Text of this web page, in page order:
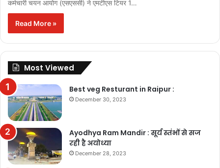
कर्मचारी चयन आयोग (एसएससी) ने एमटीएस टियर 1…
Read More »
Most Viewed
Best veg Resturant in Raipur :
December 30, 2023
Ayodhya Ram Mandir : सूर्य स्तंभों से सज
रही है अयोध्या
December 28, 2023